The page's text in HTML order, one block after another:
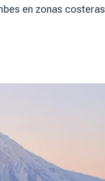
en zonas costeras